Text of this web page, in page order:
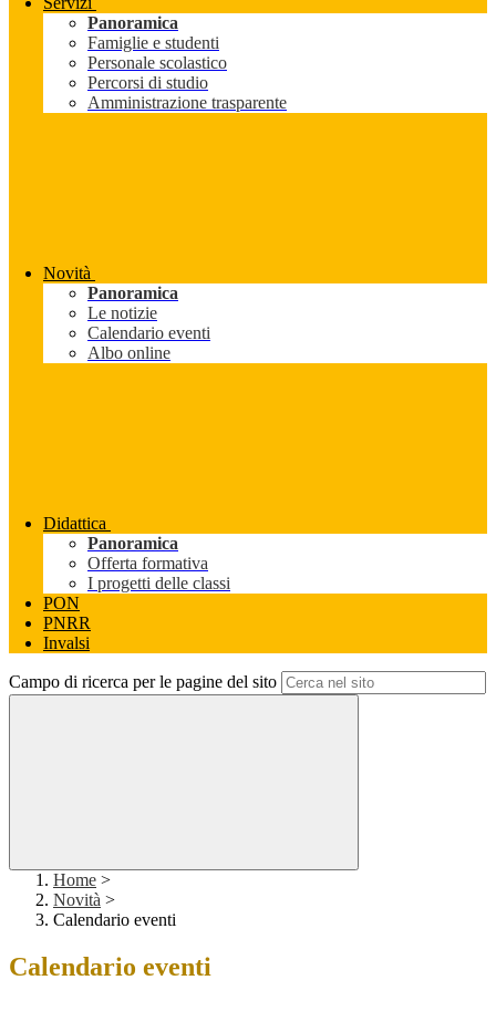
Panoramica
Famiglie e studenti
Personale scolastico
Percorsi di studio
Amministrazione trasparente
Novità
Panoramica
Le notizie
Calendario eventi
Albo online
Didattica
Panoramica
Offerta formativa
I progetti delle classi
PON
PNRR
Invalsi
Campo di ricerca per le pagine del sito
Home >
Novità >
Calendario eventi
Calendario eventi